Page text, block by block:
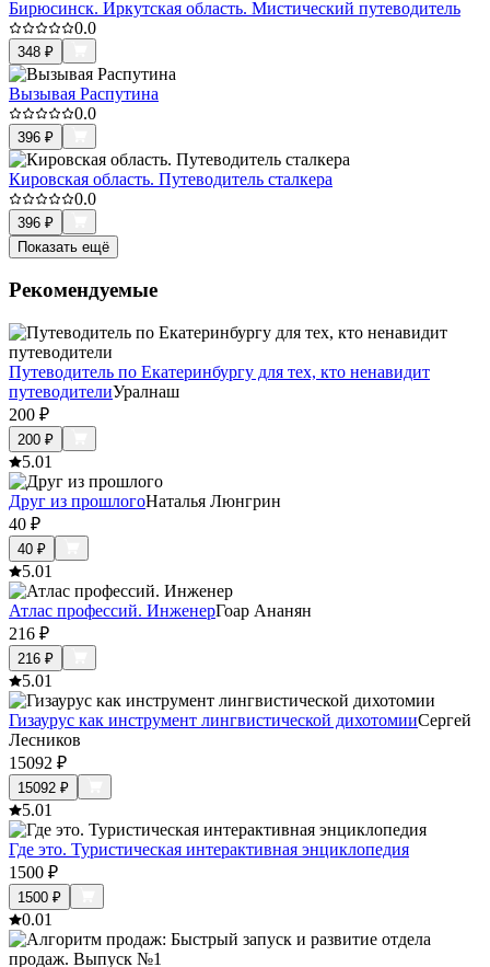
Бирюсинск. Иркутская область. Мистический путеводитель
0.0
348 ₽
Вызывая Распутина
0.0
396 ₽
Кировская область. Путеводитель сталкера
0.0
396 ₽
Показать ещё
Рекомендуемые
Путеводитель по Екатеринбургу для тех, кто ненавидит
путеводителиУралнаш
200 ₽
200 ₽
5.01
Друг из прошлогоНаталья Люнгрин
40 ₽
40 ₽
5.01
Атлас профессий. ИнженерГоар Ананян
216 ₽
216 ₽
5.01
Гизаурус как инструмент лингвистической дихотомииСергей
Лесников
15092 ₽
15092 ₽
5.01
Где это. Туристическая интерактивная энциклопедия
1500 ₽
1500 ₽
0.01